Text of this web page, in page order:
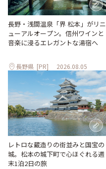
長野・浅間温泉「界 松本」がリニ
ューアルオープン。信州ワインと
音楽に浸るエレガントな湯宿へ
長野県 [PR] 2026.08.05
レトロな蔵造りの街並みと国宝の
城。松本の城下町で心ほぐれる週
末1泊2日の旅